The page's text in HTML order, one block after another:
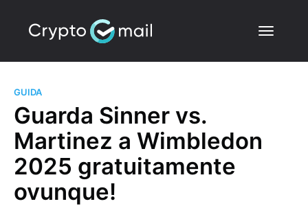
GUIDA
Guarda Sinner vs.
Martinez a Wimbledon
2025 gratuitamente
ovunque!